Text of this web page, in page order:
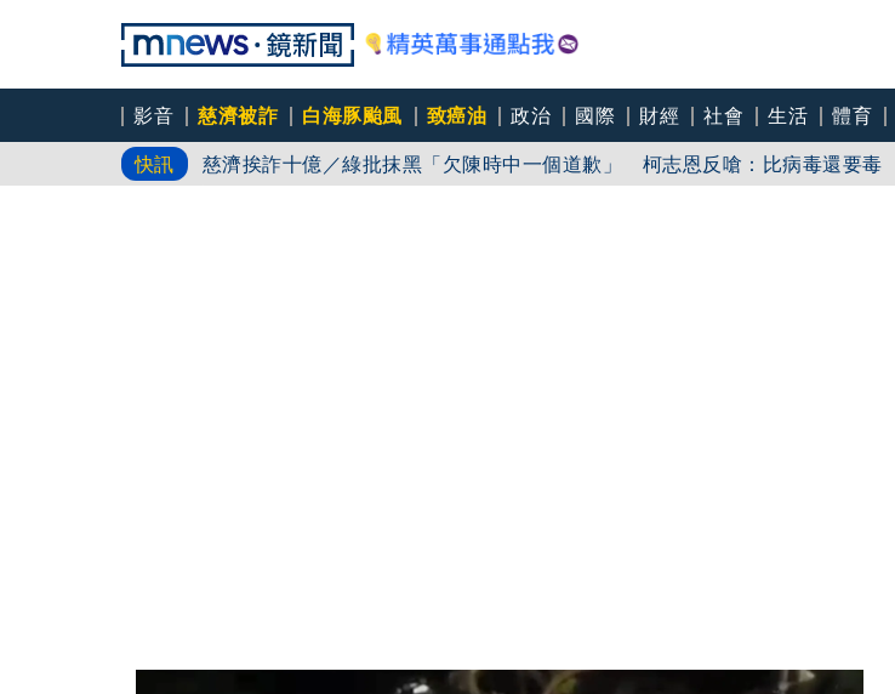
影音 慈濟被詐 白海豚颱風 致癌油 政治 國際 財經 社會 生活 體育
快訊
白海豚路徑又南修！ 海警範圍擴增到「東北部海面」
慈濟挨詐十億／綠批抹黑「欠陳時中一個道歉」 柯志恩反嗆：比病毒還要毒